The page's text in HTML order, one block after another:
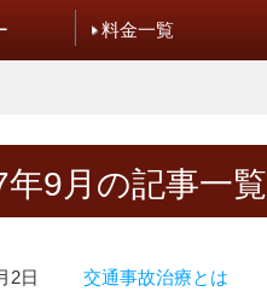
料金一覧
年9月の記事一覧
2日 交通事故治療とは